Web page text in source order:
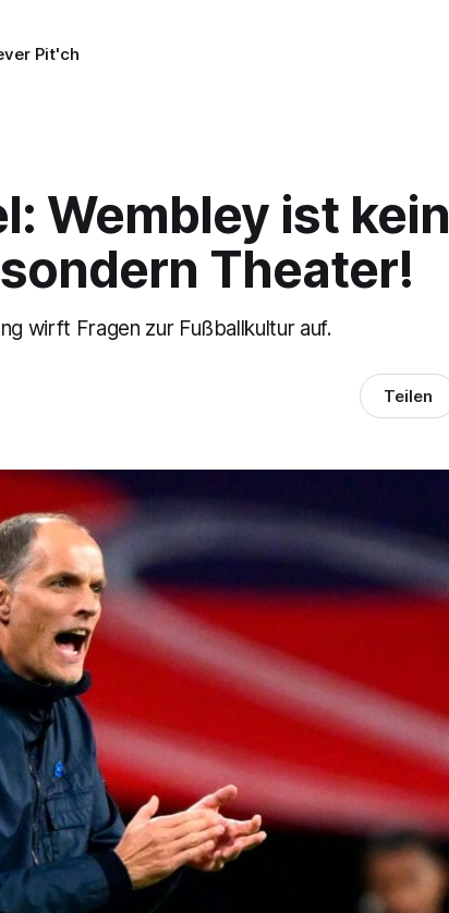
Pit'ch
Wembley ist kein
Theater!
wirft Fragen zur Fußballkultur auf.
Teilen